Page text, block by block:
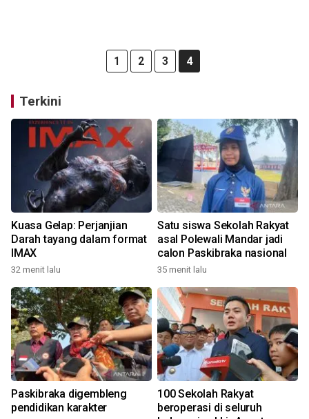
1 2 3 4
Terkini
Kuasa Gelap: Perjanjian
Darah tayang dalam format
IMAX
32 menit lalu
Satu siswa Sekolah Rakyat
asal Polewali Mandar jadi
calon Paskibraka nasional
35 menit lalu
Paskibraka digembleng
pendidikan karakter
100 Sekolah Rakyat
beroperasi di seluruh